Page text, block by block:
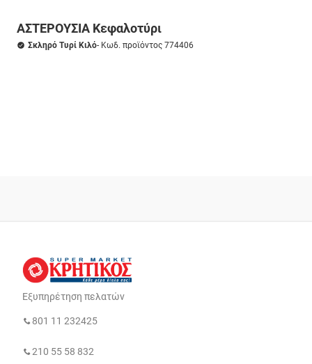
ΑΣΤΕΡΟΥΣΙΑ Κεφαλοτύρι
Σκληρό Τυρί Κιλό- Κωδ. προϊόντος 774406
Εξυπηρέτηση πελατών
801 11 232425
210 55 58 832